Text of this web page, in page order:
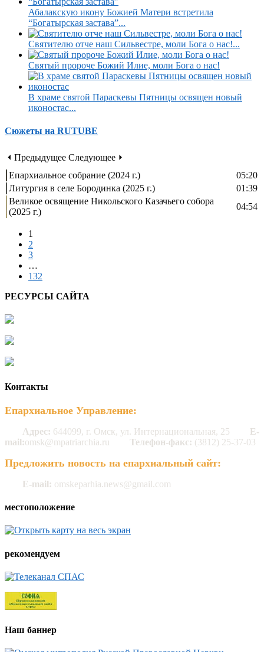
Абалакскую икону Божией Матери встретила
“Богатырская застава”...
Святителю отче наш Сильвестре, моли Бога о нас!...
Святый пророче Божий Илие, моли Бога о нас!
В храме святой Параскевы Пятницы освящен новый
иконостас...
Сюжеты на RUTUBE
⏴ Предыдущее Следующее ⏵
Епархиальное собрание (2024 г.)
05:20
Литургия в селе Бородинка (2025 г.)
01:39
Великое освящение Никольского Казачьего собора
(2025 г.)
04:54
1
2
3
…
132
РЕСУРСЫ САЙТА
Контакты
Епархиальное Управление:
Адрес: 644099, г. Омск, ул. Интернациональная, 25
E-
mail:omsk@mpatriarchia.ru Телефон-факс: (3812) 25-37-03
Предложить новость на епархиальный сайт:
E-mail: omskeparhia.news@gmail.com
местоположение
рекомендуем
Наш баннер